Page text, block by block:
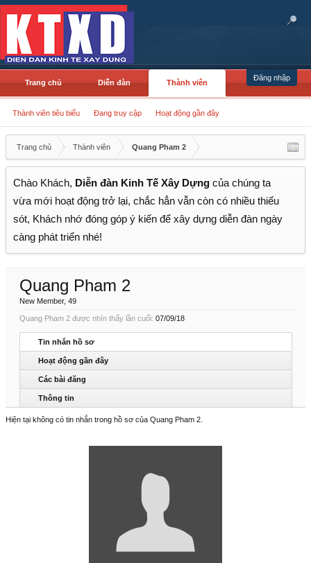
Đăng nhập
Trang chủ Diễn đàn Thành viên
Thành viên tiêu biểu Đang truy cập Hoạt động gần đây
Trang chủ Thành viên Quang Pham 2
Chào Khách, Diễn đàn Kinh Tế Xây Dựng của chúng ta
vừa mới hoạt động trở lại, chắc hẳn vẫn còn có nhiều thiếu
sót, Khách nhớ đóng góp ý kiến để xây dựng diễn đàn ngày
càng phát triển nhé!
Quang Pham 2
New Member, 49
Quang Pham 2 được nhìn thấy lần cuối: 07/09/18
Tin nhắn hồ sơ
Hoạt động gần đây
Các bài đăng
Thông tin
Hiện tại không có tin nhắn trong hồ sơ của Quang Pham 2.